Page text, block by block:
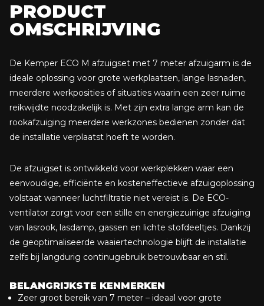
Uittrekbare uitblaasleiding (1,25 – 5,00 m) met
uitblaasrooster
PRODUCT
OMSCHRIJVING
De Kemper ECO M afzuigset met 7 meter afzuigarm is de
ideale oplossing voor grote werkplaatsen, lange lasnaden,
meerdere werkposities of situaties waarin een zeer ruime
reikwijdte noodzakelijk is. Met zijn extra lange arm kan de
rookafzuiging meerdere werkzones bedienen zonder dat
de installatie verplaatst hoeft te worden.
De afzuigset is ontwikkeld voor werkplekken waar een
eenvoudige, efficiënte en kosteneffectieve afzuigoplossing
volstaat wanneer luchtfiltratie niet vereist is. De ECO-
ventilator zorgt voor een stille en energiezuinige afzuiging
van lasrook, lasdamp, gassen en lichte stofdeeltjes. Dankzij
de geoptimaliseerde waaiertechnologie blijft de installatie
zelfs bij langdurig continugebruik betrouwbaar en stil.
BELANGRIJKSTE KENMERKEN
Zeer groot bereik van 7 meter – ideaal voor grote